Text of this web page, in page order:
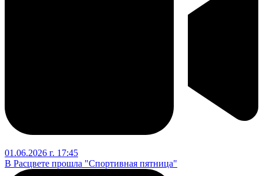
01.06.2026 г. 17:45
В Расцвете прошла "Спортивная пятница"